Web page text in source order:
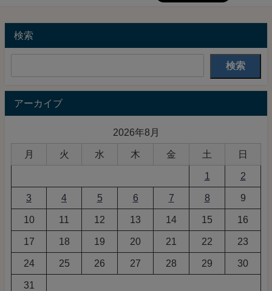
検索
検索
アーカイブ
2026年8月
月 火 水 木 金 土 日
1 2
3 4 5 6 7 8 9
10 11 12 13 14 15 16
17 18 19 20 21 22 23
24 25 26 27 28 29 30
31